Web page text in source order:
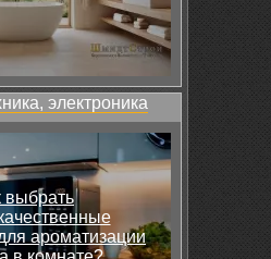
электроника
выбрать
ароматизации